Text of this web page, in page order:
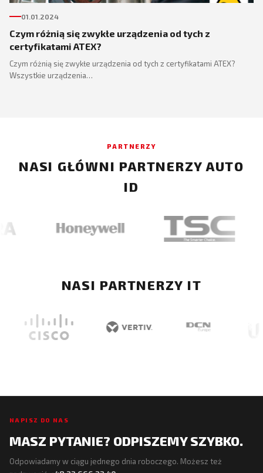
01.01.2024
Czym różnią się zwykłe urządzenia od tych z
certyfikatami ATEX?
Czym różnią się zwykłe urządzenia od tych z certyfikatami ATEX?
Wszystkie urządzenia…
PARTNERZY
NASI GŁÓWNI PARTNERZY AUTO
ID
NASI PARTNERZY IT
NAPISZ DO NAS
MASZ PYTANIE? ODPISZEMY SZYBKO.
Odpowiadamy w ciągu jednego dnia roboczego. Możesz też